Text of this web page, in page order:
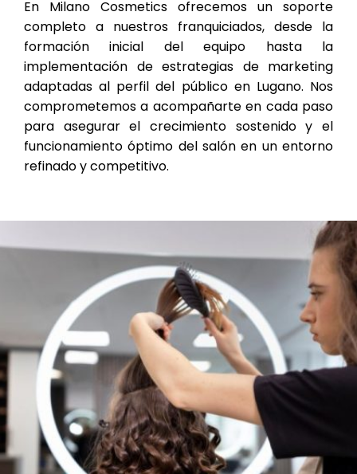
En Milano Cosmetics ofrecemos un soporte
completo a nuestros franquiciados, desde la
formación inicial del equipo hasta la
implementación de estrategias de marketing
adaptadas al perfil del público en Lugano. Nos
comprometemos a acompañarte en cada paso
para asegurar el crecimiento sostenido y el
funcionamiento óptimo del salón en un entorno
refinado y competitivo.